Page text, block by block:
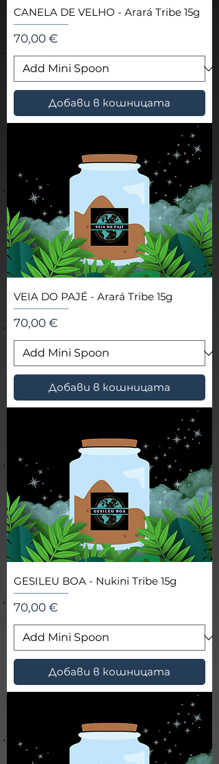
CANELA DE VELHO - Arará Tribe 15g
Цена
70,00 €
Добави в кошницата
VEIA DO PAJÉ - Arará Tribe 15g
Цена
70,00 €
Добави в кошницата
GESILEU BOA - Nukini Tribe 15g
Цена
70,00 €
Добави в кошницата